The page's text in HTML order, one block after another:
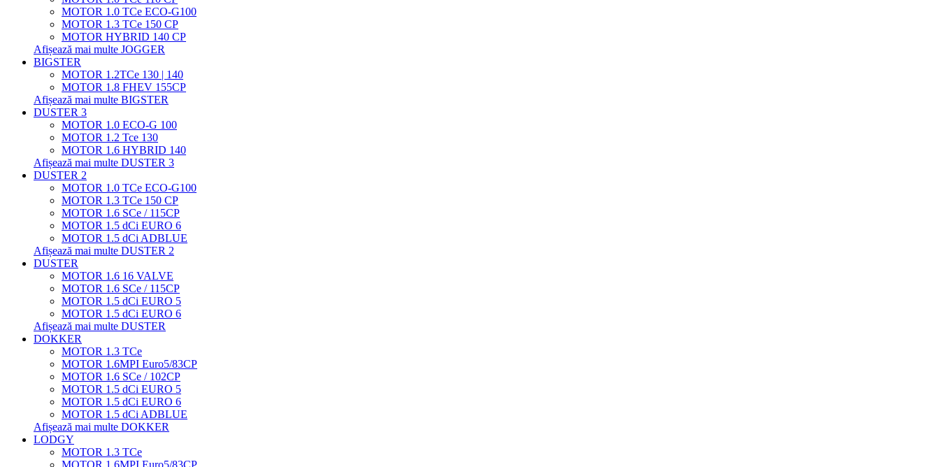
MOTOR 1.0 TCe ECO-G100
MOTOR 1.3 TCe 150 CP
MOTOR HYBRID 140 CP
Afișează mai multe JOGGER
BIGSTER
MOTOR 1.2TCe 130 | 140
MOTOR 1.8 FHEV 155CP
Afișează mai multe BIGSTER
DUSTER 3
MOTOR 1.0 ECO-G 100
MOTOR 1.2 Tce 130
MOTOR 1.6 HYBRID 140
Afișează mai multe DUSTER 3
DUSTER 2
MOTOR 1.0 TCe ECO-G100
MOTOR 1.3 TCe 150 CP
MOTOR 1.6 SCe / 115CP
MOTOR 1.5 dCi EURO 6
MOTOR 1.5 dCi ADBLUE
Afișează mai multe DUSTER 2
DUSTER
MOTOR 1.6 16 VALVE
MOTOR 1.6 SCe / 115CP
MOTOR 1.5 dCi EURO 5
MOTOR 1.5 dCi EURO 6
Afișează mai multe DUSTER
DOKKER
MOTOR 1.3 TCe
MOTOR 1.6MPI Euro5/83CP
MOTOR 1.6 SCe / 102CP
MOTOR 1.5 dCi EURO 5
MOTOR 1.5 dCi EURO 6
MOTOR 1.5 dCi ADBLUE
Afișează mai multe DOKKER
LODGY
MOTOR 1.3 TCe
MOTOR 1.6MPI Euro5/83CP